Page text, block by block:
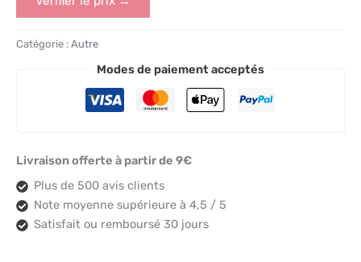
Catégorie : Autre
Modes de paiement acceptés
Livraison offerte à partir de 9€
Plus de 500 avis clients
Note moyenne supérieure à 4,5 / 5
Satisfait ou remboursé 30 jours